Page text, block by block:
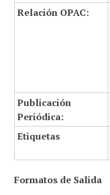
Relación OPAC:
Publicación
Periódica:
Etiquetas
Formatos de Salida